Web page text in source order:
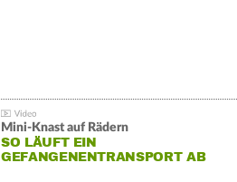
Mini-Knast auf Rädern
SO LÄUFT EIN
GEFANGENENTRANSPORT AB